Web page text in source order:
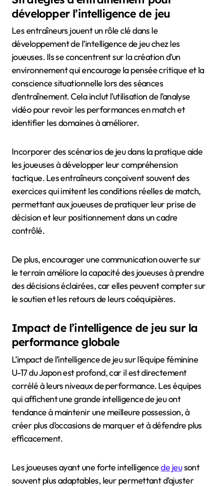
développer l’intelligence de jeu
Les entraîneurs jouent un rôle clé dans le
développement de l’intelligence de jeu chez les
joueuses. Ils se concentrent sur la création d’un
environnement qui encourage la pensée critique et la
conscience situationnelle lors des séances
d’entraînement. Cela inclut l’utilisation de l’analyse
vidéo pour revoir les performances en match et
identifier les domaines à améliorer.
Incorporer des scénarios de jeu dans la pratique aide
les joueuses à développer leur compréhension
tactique. Les entraîneurs conçoivent souvent des
exercices qui imitent les conditions réelles de match,
permettant aux joueuses de pratiquer leur prise de
décision et leur positionnement dans un cadre
contrôlé.
De plus, encourager une communication ouverte sur
le terrain améliore la capacité des joueuses à prendre
des décisions éclairées, car elles peuvent compter sur
le soutien et les retours de leurs coéquipières.
Impact de l’intelligence de jeu sur la
performance globale
L’impact de l’intelligence de jeu sur l’équipe féminine
U-17 du Japon est profond, car il est directement
corrélé à leurs niveaux de performance. Les équipes
qui affichent une grande intelligence de jeu ont
tendance à maintenir une meilleure possession, à
créer plus d’occasions de marquer et à défendre plus
efficacement.
Les joueuses ayant une forte intelligencede jeusont
souvent plus adaptables, leur permettant d’ajuster